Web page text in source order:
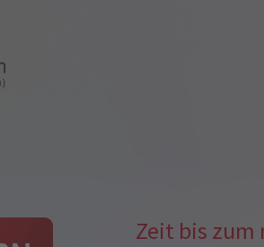
Zeit bis